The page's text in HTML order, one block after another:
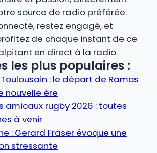
source de radio préférée.
restez engagé, et
de chaque instant de ce
en direct à la radio.
les plus populaires :
: le départ de Ramos
nouvelle ère
amicaux rugby 2026 : toutes
à venir
: Gerard Fraser évoque une
stressante